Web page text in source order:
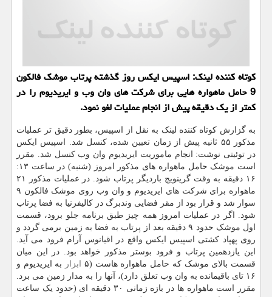
کوتاه کننده لینک: اسپیس ایکس روز گذشته پرتاب موشک فالکون
9 حامل ماهواره هایی برای شرکت های وان وب و ایریدیوم را در
کمتر از یک دقیقه پیش از انجام عملیات لغو نمود.
به گزارش کوتاه کننده لینک به نقل از اسپیس، بطور دقیق تر عملیات
مذکور ۵۵ ثانیه پیش از زمان تعیین شده، کنسل شد. اسپیس ایکس
در توئیتی نوشت: انجام ماموریت ایریدیوم وان وب کنسل شد. مقرر
است موشک حامل ماهواره های مذکور امروز (شنبه) در ساعت ۱۳:
۱۶ دقیقه به وقت گرینویچ باردیگر پرتاب شود. در عملیات مذکور ۲۱
ماهواره برای شرکت های ایریدیوم و وان وب روی موشک فالکون ۹
سوار شد و قرار بود از مقر فضایی وندبرگ در کالیفرنیا به فضا پرتاب
شود. اگر در عملیات امروز همه چیز طبق برنامه جلو برود، قسمت
اول موشک حدود ۹ دقیقه بعد از پرتاب به فضا به زمین برمی گردد و
روی پهپاد کشتی اسپیس ایکس واقع در اقیانوس آرام فرود می آید.
این یازدهمین پرتاب و فرود بوستر مذکور خواهد بود. در این میان
قسمت بالای موشک که حامل ماهواره هاست (۵
ابزار
به ایریدیوم و
۱۶ تای باقیمانده به وان وب تعلق دارد)، آنها را به مدار زمین می برد.
مقرر است ماهواره ها در بازه زمانی ۳۰ دقیقه ای (حدود یک ساعت